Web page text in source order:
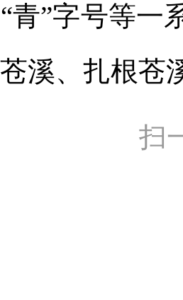
青”字号等一
溪、扎根苍
扫